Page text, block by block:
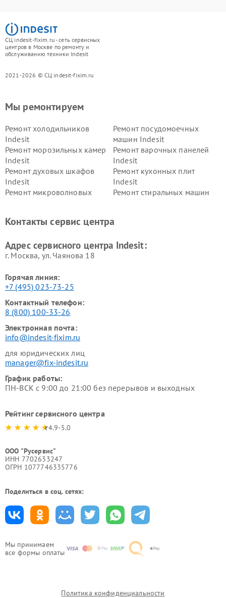
СЦ indesit-fixim.ru - сеть сервисных
центров в Москве по ремонту и
обслуживанию техники Indesit
2021-2026 © СЦ indesit-fixim.ru
Мы принимаем
все формы оплаты
Мы ремонтируем
Ремонт холодильников
Indesit
Ремонт посудомоечных
машин Indesit
Ремонт морозильных камер
Indesit
Ремонт варочных панелей
Indesit
Ремонт духовых шкафов
Indesit
Ремонт кухонных плит
Indesit
Ремонт микроволновых
Ремонт стиральных машин
Indesit
Indesit
Контакты сервис центра
Адрес сервисного центра Indesit:
г. Москва, ул. Чаянова 18
Горячая линия:
+7 (495) 023-73-25
Контактный телефон:
8 (800) 100-33-26
Электронная почта:
info@indesit-fixim.ru
для юридических лиц
manager@fix-indesit.ru
График работы:
ПН-ВСК с 9:00 до 21:00 без перерывов и выходных
Рейтинг сервисного центра
4.9-5.0
ООО "Русервис"
ИНН 7702633247
ОГРН 1077746335776
Поделиться в соц. сетях:
Политика конфиденциальности